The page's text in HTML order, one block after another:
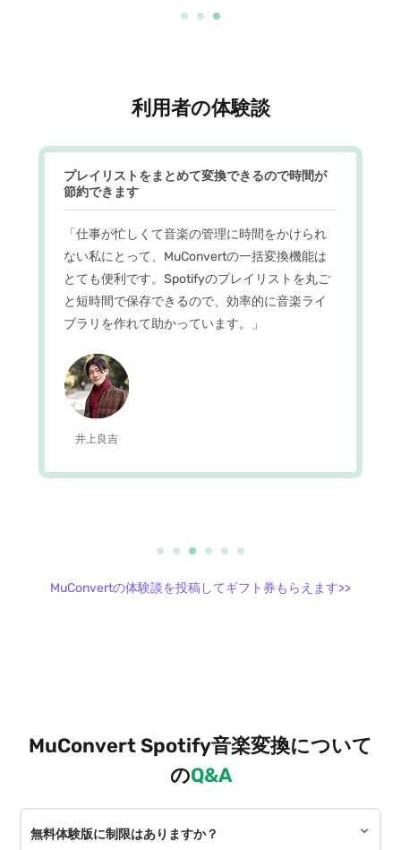
利用者の体験談
プレイリストをまとめて変換できるので時間が
節約できます
「仕事が忙しくて音楽の管理に時間をかけられ
ない私にとって、MuConvertの一括変換機能は
とても便利です。Spotifyのプレイリストを丸ご
と短時間で保存できるので、効率的に音楽ライ
ブラリを作れて助かっています。」
井上良吉
MuConvertの体験談を投稿してギフト券もらえます>>
MuConvert Spotify音楽変換について
のQ&A
無料体験版に制限はありますか？